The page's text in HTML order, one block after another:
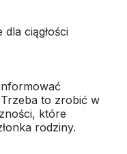
ciągłości
Trzeba to zrobić w
które
rodziny.